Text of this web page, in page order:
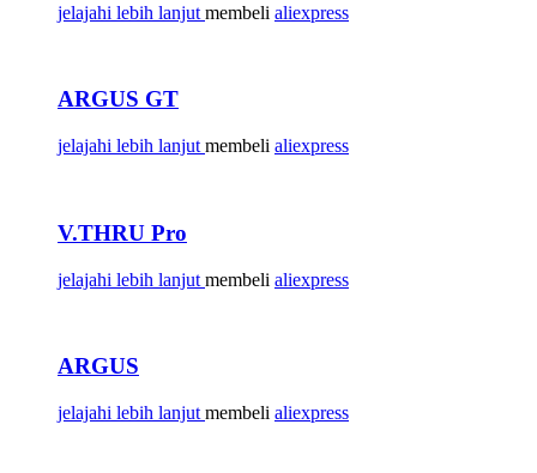
jelajahi lebih lanjut membeli aliexpress
ARGUS GT
jelajahi lebih lanjut membeli aliexpress
V.THRU Pro
jelajahi lebih lanjut membeli aliexpress
ARGUS
jelajahi lebih lanjut membeli aliexpress